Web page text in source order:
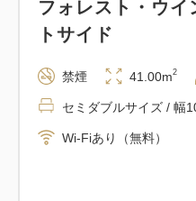
■リラクゼーション施設
（15：00～ご利用可能＊
ーション施設。
美しい和の空間で様々な
てお待ちしております。
フォレスト・ウイ
トサイド
禁煙 41.00m2
セミダブルサイズ / 幅
Wi-Fiあり（無料）